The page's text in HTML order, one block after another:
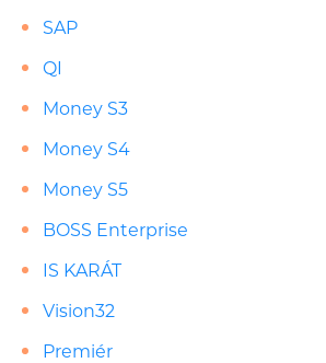
SAP
QI
Money S3
Money S4
Money S5
BOSS Enterprise
IS KARÁT
Vision32
Premiér